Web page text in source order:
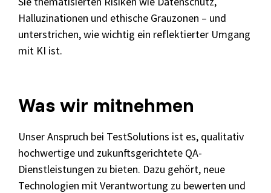
Halluzinationen und ethische Grauzonen – und
unterstrichen, wie wichtig ein reflektierter Umgang
mit KI ist.
Was wir mitnehmen
Unser Anspruch bei TestSolutions ist es, qualitativ
hochwertige und zukunftsgerichtete QA-
Dienstleistungen zu bieten. Dazu gehört, neue
Technologien mit Verantwortung zu bewerten und